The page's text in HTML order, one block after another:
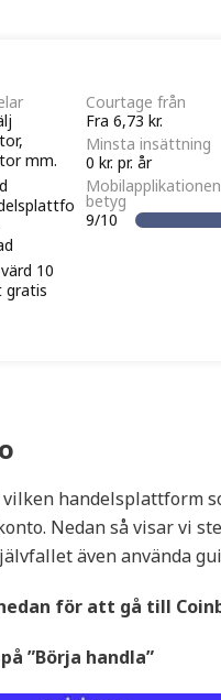
mm.
10
gratis
Courtage från
Fra 6,73 kr.
Minsta insättning
0 kr. pr. år
betyg
9/10
handelsplattform
Nedan så visar vi
även använda
för att gå till
”Börja handla”